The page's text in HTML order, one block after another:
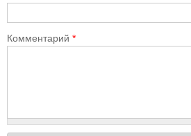
Комментарий *